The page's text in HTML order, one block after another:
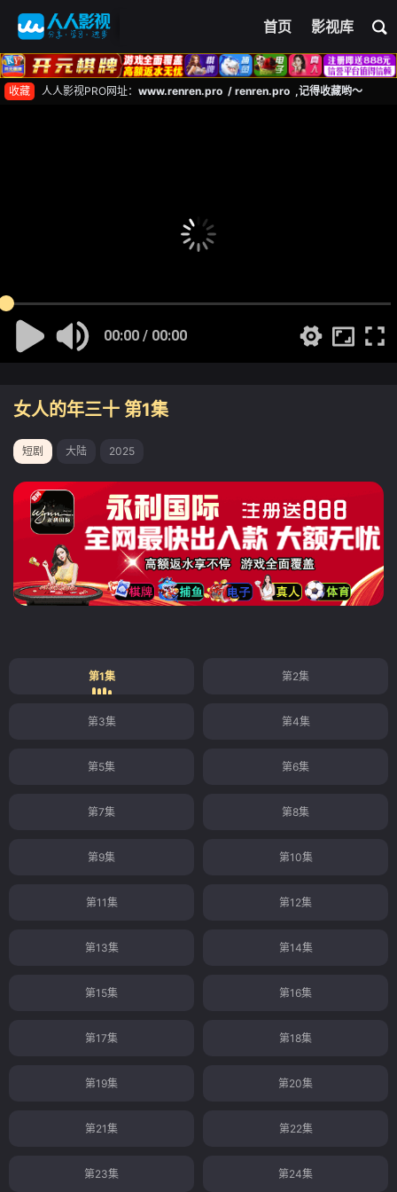
首页 影视库
收藏 人人影视PRO网址： www.renren.pro / renren.pro ,记得收藏哟～
00:00 / 00:00
女人的年三十 第1集
短剧 大陆 2025
第1集 第2集
第3集 第4集
第5集 第6集
第7集 第8集
第9集 第10集
第11集 第12集
第13集 第14集
第15集 第16集
第17集 第18集
第19集 第20集
第21集 第22集
第23集 第24集